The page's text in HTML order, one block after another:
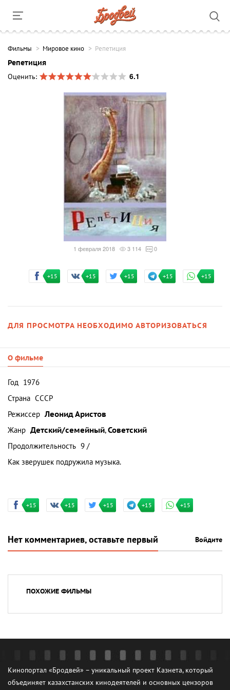
Фильмы Мировое кино Репетиция
Репетиция
Оценить:
6.1
1 февраля 2018 3 114 0
+15 +15 +15 +15 +15
ДЛЯ ПРОСМОТРА НЕОБХОДИМО АВТОРИЗОВАТЬСЯ
О фильме
Год 1976
Страна СССР
Режиссер Леонид Аристов
Жанр Детский/семейный,Советский
Продолжительность 9 /
Как зверушек подружила музыка.
+15 +15 +15 +15 +15
Нет комментариев, оставьте первый Войдите
ПОХОЖИЕ ФИЛЬМЫ
Кинопортал «Бродвей» – уникальный проект Казнета, который
объединяет казахстанских кинодеятелей и основных цензоров